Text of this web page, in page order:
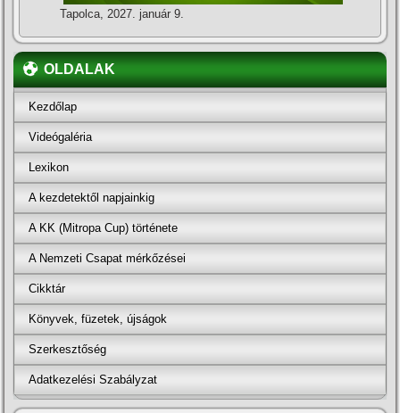
Tapolca, 2027. január 9.
OLDALAK
Kezdőlap
Videógaléria
Lexikon
A kezdetektől napjainkig
A KK (Mitropa Cup) története
A Nemzeti Csapat mérkőzései
Cikktár
Könyvek, füzetek, újságok
Szerkesztőség
Adatkezelési Szabályzat